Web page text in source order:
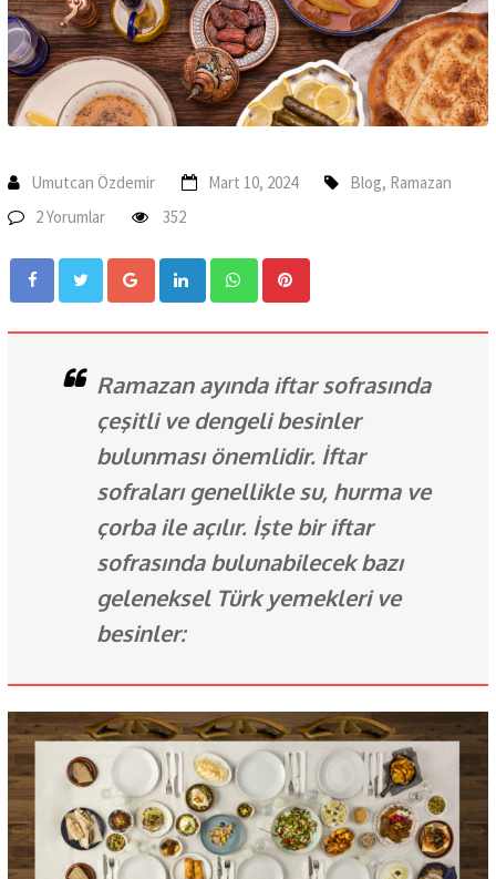
Umutcan Özdemir Mart 10, 2024 Blog, Ramazan
2 Yorumlar
352
Google+ LinkedIn Whatsapp
Ramazan ayında iftar sofrasında
çeşitli ve dengeli besinler
bulunması önemlidir. İftar
sofraları genellikle su, hurma ve
çorba ile açılır. İşte bir iftar
sofrasında bulunabilecek bazı
geleneksel Türk yemekleri ve
besinler: